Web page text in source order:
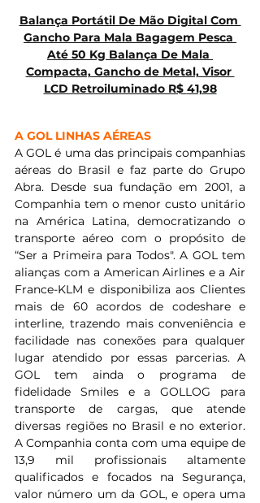
Balança Portátil De Mão Digital Com
Gancho Para Mala Bagagem Pesca
Até 50 Kg Balança De Mala
Compacta, Gancho de Metal, Visor
LCD Retroiluminado R$ 41,98
A GOL LINHAS AÉREAS
A GOL é uma das principais companhias
aéreas do Brasil e faz parte do Grupo
Abra. Desde sua fundação em 2001, a
Companhia tem o menor custo unitário
na América Latina, democratizando o
transporte aéreo com o propósito de
“Ser a Primeira para Todos". A GOL tem
alianças com a American Airlines e a Air
France-KLM e disponibiliza aos Clientes
mais de 60 acordos de codeshare e
interline, trazendo mais conveniência e
facilidade nas conexões para qualquer
lugar atendido por essas parcerias. A
GOL tem ainda o programa de
fidelidade Smiles e a GOLLOG para
transporte de cargas, que atende
diversas regiões no Brasil e no exterior.
A Companhia conta com uma equipe de
13,9 mil profissionais altamente
qualificados e focados na Segurança,
valor número um da GOL, e opera uma